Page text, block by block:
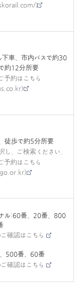
)
下車、市内バスで約30
約12分所要
予約はこちら
徒歩で約5分所要
し、ご検索ください。
予約はこちら
ル:60番、20番、800
確認はこちら
500番、60番
確認はこちら